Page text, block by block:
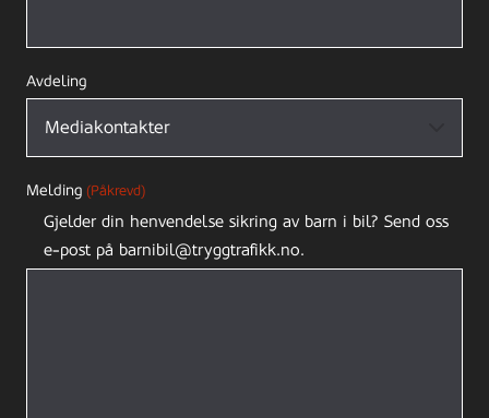
Avdeling
Melding (Påkrevd)
Gjelder din henvendelse sikring av barn i bil? Send oss
e-post på barnibil@tryggtrafikk.no.